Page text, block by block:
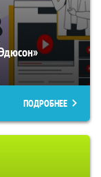
ПОДРОБНЕЕ